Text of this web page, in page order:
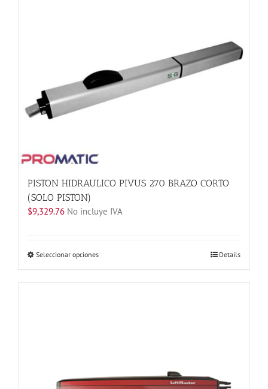
pueden
elegir
en
producto
PISTON HIDRAULICO PIVUS 270 BRAZO CORTO
(SOLO PISTON)
$9,329.76 No incluye IVA
Seleccionar opcionesEste
elegir
Details